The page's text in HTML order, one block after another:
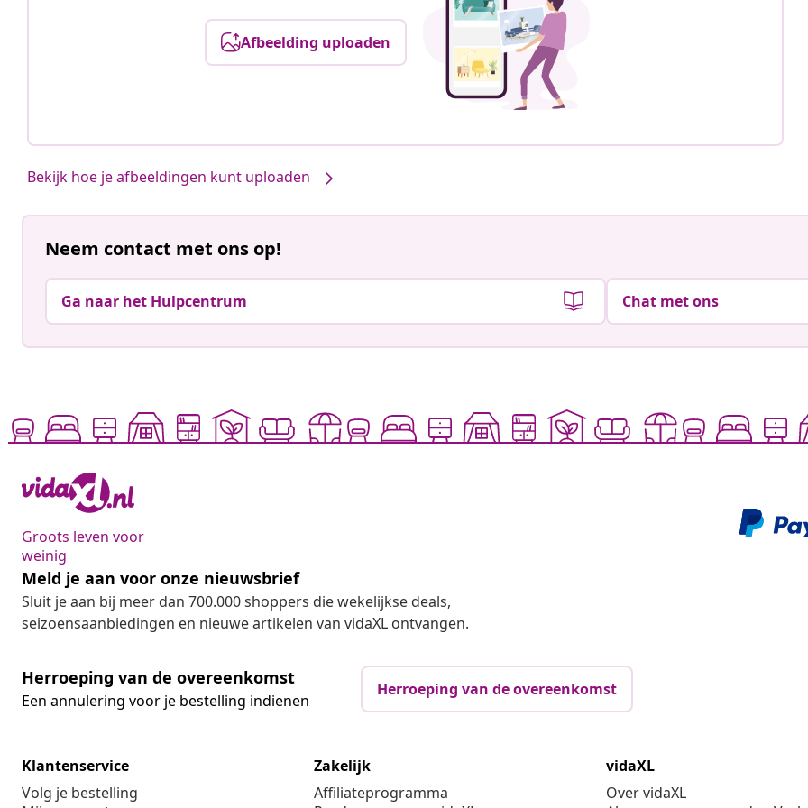
Afbeelding uploaden
Bekijk hoe je afbeeldingen kunt uploaden
Neem contact met ons op!
Ga naar het Hulpcentrum Chat met ons
Groots leven voor
weinig
Meld je aan voor onze nieuwsbrief
Sluit je aan bij meer dan 700.000 shoppers die wekelijkse deals,
seizoensaanbiedingen en nieuwe artikelen van vidaXL ontvangen.
Herroeping van de overeenkomst
Een annulering voor je bestelling indienen
Herroeping van de overeenkomst
Klantenservice
Volg je bestelling
Zakelijk
Affiliateprogramma
vidaXL
Over vidaXL